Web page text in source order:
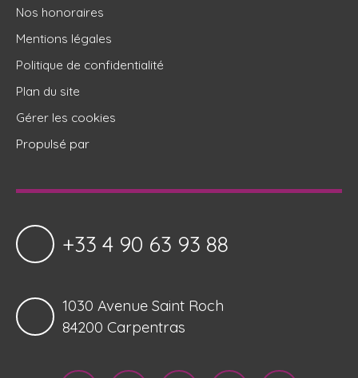
Nos honoraires
Mentions légales
Politique de confidentialité
Plan du site
Gérer les cookies
Propulsé par
+33 4 90 63 93 88
1030 Avenue Saint Roch
84200 Carpentras